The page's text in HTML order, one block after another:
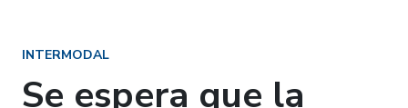
INTERMODAL
Se espera que la